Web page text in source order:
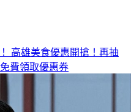
高雄美食優惠開搶！再抽
費領取優惠券